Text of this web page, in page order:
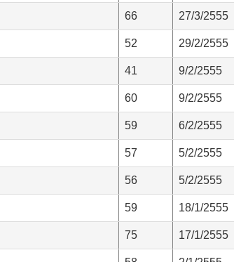
66 27/3/2555
52 29/2/2555
41 9/2/2555
60 9/2/2555
59 6/2/2555
57 5/2/2555
56 5/2/2555
59 18/1/2555
75 17/1/2555